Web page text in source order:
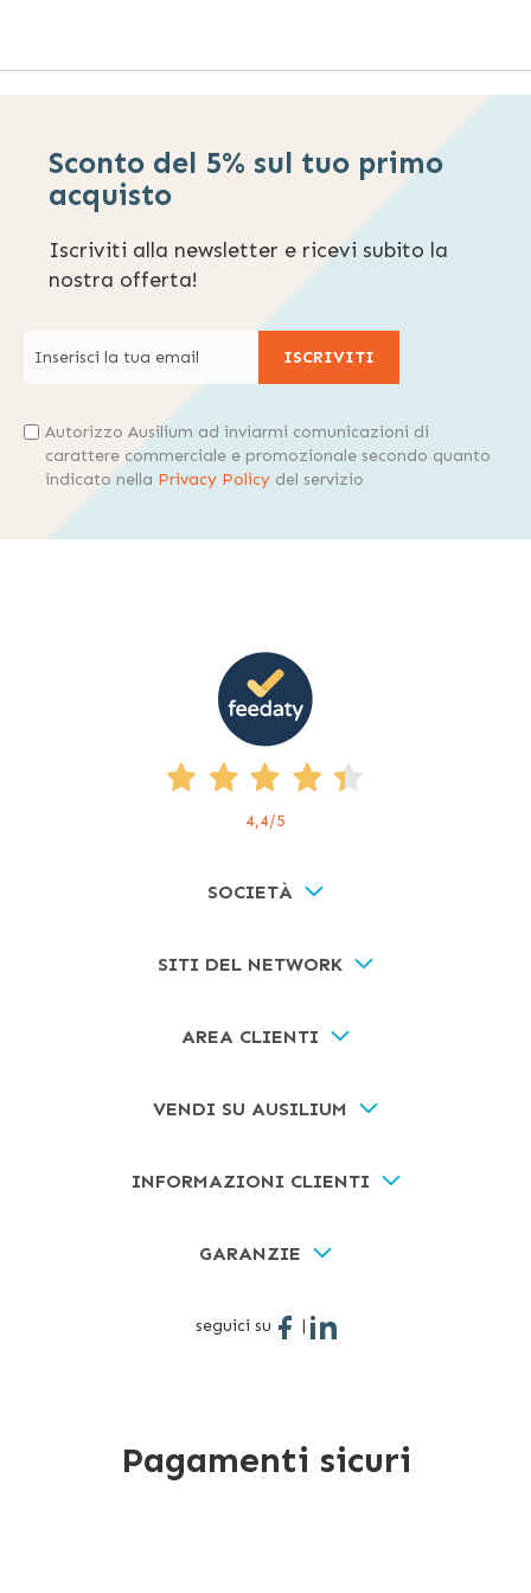
Sconto del 5% sul tuo primo
acquisto
Iscriviti alla newsletter e ricevi subito la
nostra offerta!
ISCRIVITI
Autorizzo Ausilium ad inviarmi comunicazioni di
carattere commerciale e promozionale secondo quanto
indicato nella Privacy Policy del servizio
4,4/5
SOCIETÀ
SITI DEL NETWORK
AREA CLIENTI
VENDI SU AUSILIUM
INFORMAZIONI CLIENTI
GARANZIE
seguici su |
Pagamenti sicuri